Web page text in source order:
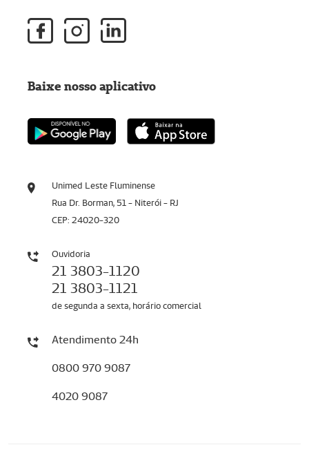
Unimed Leste Fluminense
Rua Dr. Borman, 51 - Niterói - RJ
CEP: 24020-320
Ouvidoria
21 3803-1120
21 3803-1121
de segunda a sexta, horário comercial
Atendimento 24h
0800 970 9087
4020 9087
Baixe nosso aplicativo